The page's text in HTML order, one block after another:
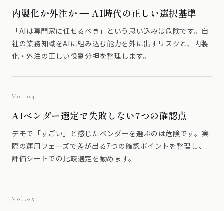
内製化か外注か — AI時代の正しい選択基準
「AIは専門家に任せるべき」という思い込みは危険です。自
社の業務知識をAIに組み込む能力を外に出すリスクと、内製
化・外注の正しい役割分担を整理します。
Vol.04
AIベンダー選定で失敗しない7つの確認点
デモで「すごい」と感じたベンダーを選ぶのは危険です。実
際の運用フェーズで差が出る7つの確認ポイントを整理し、
評価シートでの比較選定を勧めます。
Vol.05